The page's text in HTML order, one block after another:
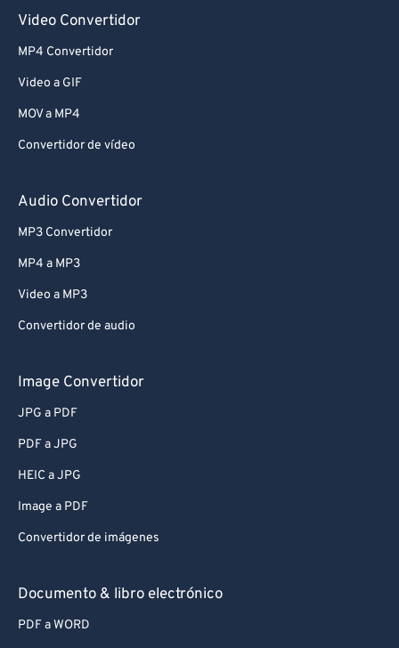
Video Convertidor
MP4 Convertidor
Video a GIF
MOV a MP4
Convertidor de vídeo
Audio Convertidor
MP3 Convertidor
MP4 a MP3
Video a MP3
Convertidor de audio
Image Convertidor
JPG a PDF
PDF a JPG
HEIC a JPG
Image a PDF
Convertidor de imágenes
Documento & libro electrónico
PDF a WORD